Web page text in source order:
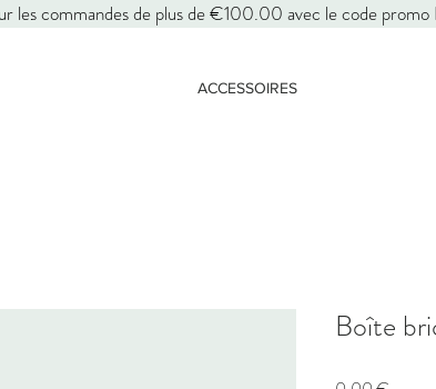
les commandes de plus de €100.00 avec le code
ACCESSOIRES
Boîte